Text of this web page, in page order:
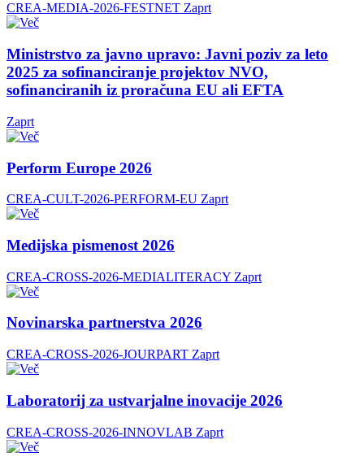
CREA-MEDIA-2026-FESTNET Zaprt
Ministrstvo za javno upravo: Javni poziv za leto
2025 za sofinanciranje projektov NVO,
sofinanciranih iz proračuna EU ali EFTA
Zaprt
Perform Europe 2026
CREA-CULT-2026-PERFORM-EU Zaprt
Medijska pismenost 2026
CREA-CROSS-2026-MEDIALITERACY Zaprt
Novinarska partnerstva 2026
CREA-CROSS-2026-JOURPART Zaprt
Laboratorij za ustvarjalne inovacije 2026
CREA-CROSS-2026-INNOVLAB Zaprt